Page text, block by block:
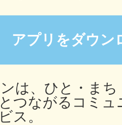
アプリをダウン
は、ひと・ま
つながるコミュ
ス。
渋谷区
八女